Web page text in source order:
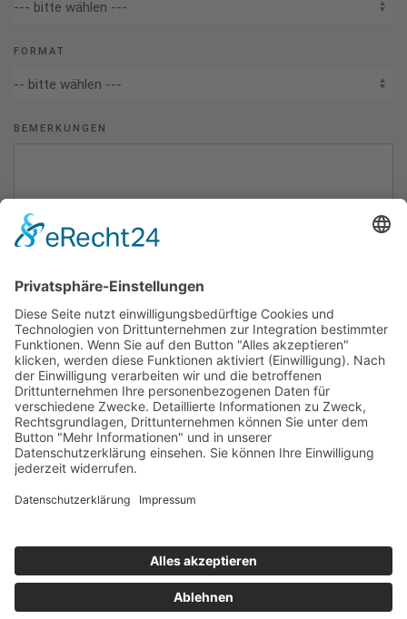
FORMAT
BEMERKUNGEN
unsere Datenschutzerklärung gelesen hast und dich damit
einverstanden erklärst. Diese Einwilligung kann jederzeit
widerrufen werden.
ANFRAGE SENDEN
Impressum Datenschutz
Termin